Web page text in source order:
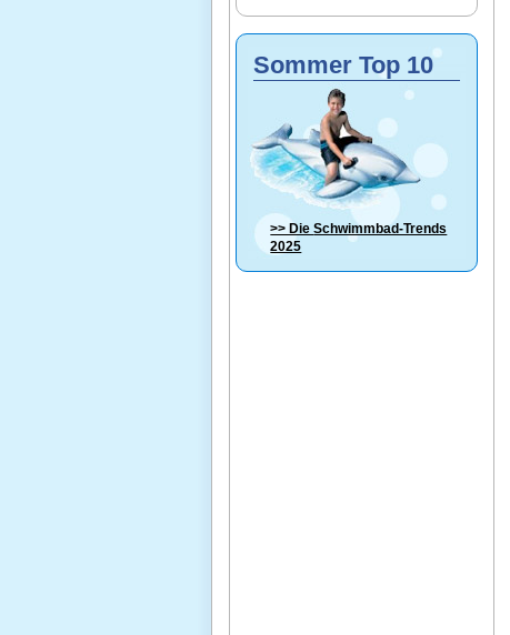
Sommer Top 10
>> DieSchwimmbad-Trends
2025